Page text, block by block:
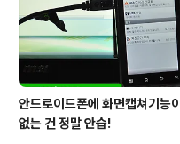
안드로이드폰에 화면캡쳐기능이
없는 건 정말 안습!